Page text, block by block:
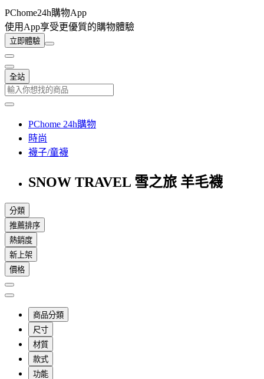
PChome24h購物App
使用App享受更優質的購物體驗
立即體驗
全站
PChome 24h購物
時尚
襪子/童襪
SNOW TRAVEL 雪之旅 羊毛襪
分類
推薦排序
熱銷度
新上架
價格
商品分類
尺寸
材質
款式
功能